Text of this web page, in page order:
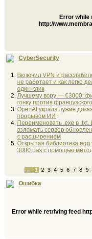
Error while
http://
CyberSecurity
Включил VPN и
не работает и как легко
один клик
Лучшему вору — €3000:
гонку против
OpenAI украла чужие
прорывом ИИ
Переименовать .exe в .txt.
взломать сервер
с расширением
Открытая библиотека egg
3000 раз с помощью
← 1 2 3 4 5 6 7 8 9
Ошибка
Error while retriving feed